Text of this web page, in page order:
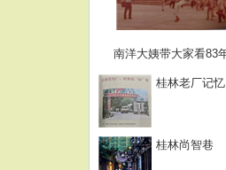
南洋大姨带大家看83
桂林老厂记忆
桂林尚智巷